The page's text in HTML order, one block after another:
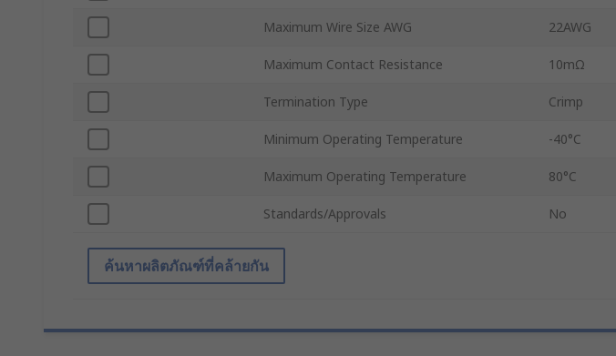
Maximum Wire Size AWG 22AWG
Maximum Contact Resistance 10mΩ
Termination Type Crimp
Minimum Operating Temperature -40°C
Maximum Operating Temperature 80°C
Standards/Approvals No
ค้นหาผลิตภัณฑ์ที่คล้ายกัน